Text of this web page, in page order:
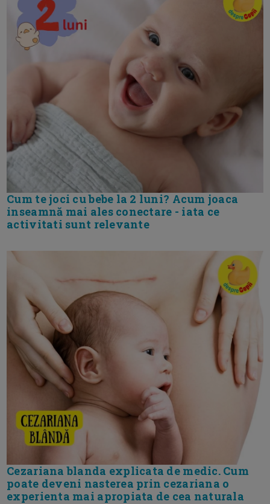
Cum te joci cu bebe la 2 luni? Acum joaca
inseamnă mai ales conectare - iata ce
activitati sunt relevante
Cezariana blanda explicata de medic. Cum
poate deveni nasterea prin cezariana o
experienta mai apropiata de cea naturala